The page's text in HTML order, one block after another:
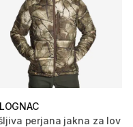
perjana jakna za lov